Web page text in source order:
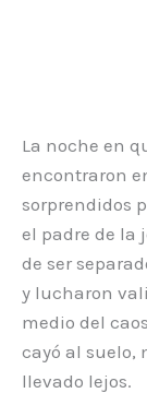
La noche en
encontraron
sorprendidos
el padre de la
de ser
y lucharon
medio del
cayó al suelo,
llevado lejos.